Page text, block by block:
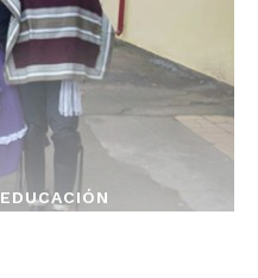
EDUCACIÓN